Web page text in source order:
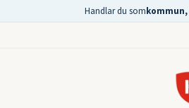
Handlar du som